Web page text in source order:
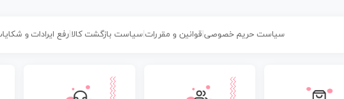
سیاست حریم خصوصی| قوانین و مقررات سیاست بازگشت کالا رفع ایرادات و